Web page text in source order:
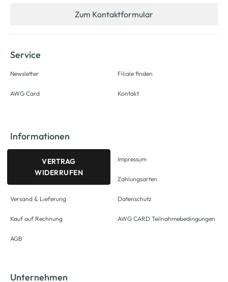
Zum Kontaktformular
Service
Newsletter
AWG Card
Filiale finden
Kontakt
Informationen
VERTRAG
WIDERRUFEN
Versand & Lieferung
Kauf auf Rechnung
AGB
Impressum
Zahlungsarten
Datenschutz
AWG CARD Teilnahmebedingungen
Unternehmen